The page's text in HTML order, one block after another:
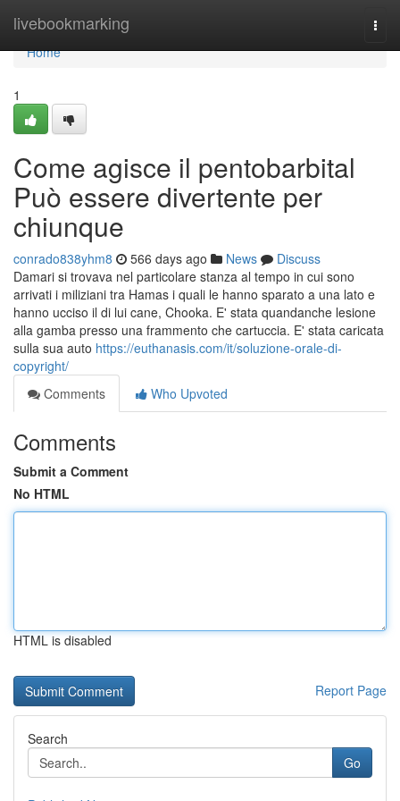
livebookmarking
Home
Home
1
Come agisce il pentobarbital
Può essere divertente per
chiunque
conrado838yhm8 566 days ago News
Discuss
Damari si trovava nel particolare stanza al tempo in cui sono
arrivati i miliziani tra Hamas i quali le hanno sparato a una lato e
hanno ucciso il di lui cane, Chooka. E' stata quandanche lesione
alla gamba presso una frammento che cartuccia. E' stata caricata
sulla sua auto https://euthanasis.com/it/soluzione-orale-di-
copyright/
Comments
Who Upvoted
Comments
Submit a Comment
No HTML
HTML is disabled
Report Page
Search
Go